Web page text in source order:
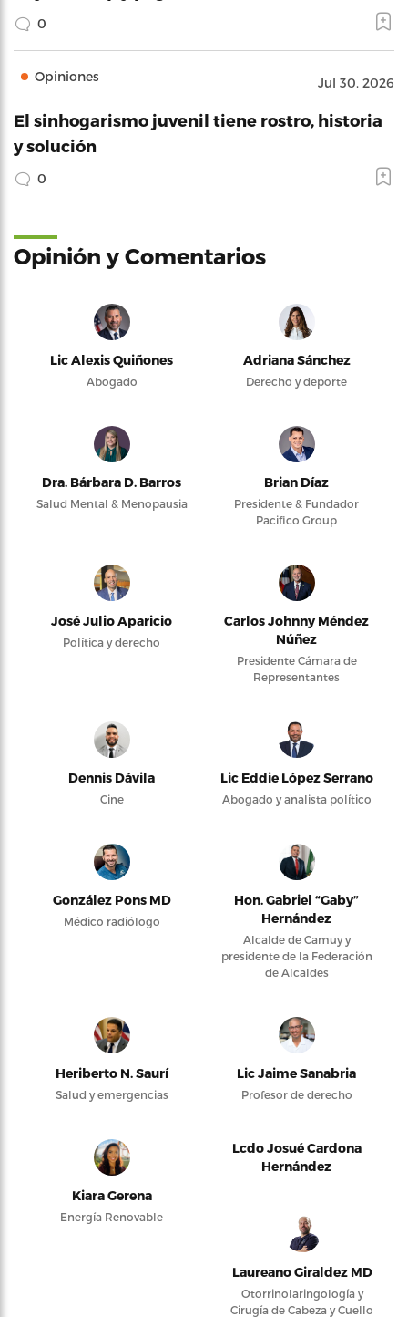
0
Opiniones Jul 30, 2026
El sinhogarismo juvenil tiene rostro, historia
y solución
0
Opinión y Comentarios
Lic Alexis Quiñones
Abogado
Adriana Sánchez
Derecho y deporte
Dra. Bárbara D. Barros
Salud Mental & Menopausia
Brian Díaz
Presidente & Fundador
Pacifico Group
José Julio Aparicio
Política y derecho
Carlos Johnny Méndez
Núñez
Presidente Cámara de
Representantes
Dennis Dávila
Cine
Lic Eddie López Serrano
Abogado y analista político
González Pons MD
Médico radiólogo
Hon. Gabriel “Gaby”
Hernández
Alcalde de Camuy y
presidente de la Federación
de Alcaldes
Heriberto N. Saurí
Salud y emergencias
Lic Jaime Sanabria
Profesor de derecho
Kiara Gerena
Energía Renovable
Lcdo Josué Cardona
Hernández
Laureano Giraldez MD
Otorrinolaringología y
Cirugía de Cabeza y Cuello